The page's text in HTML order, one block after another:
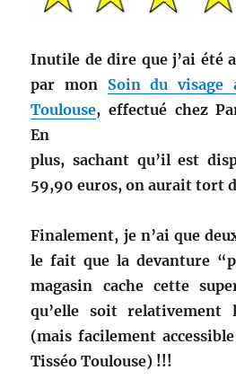
Inutile de dire que j’ai été
par mon Soin du visage
Toulouse, effectué chez
En
plus, sachant qu’il est
59,90 euros, on aurait tort
Finalement, je n’ai que
le fait que la devanture
magasin cache cette
qu’elle soit
(mais facilement
Tisséo Toulouse) !!!